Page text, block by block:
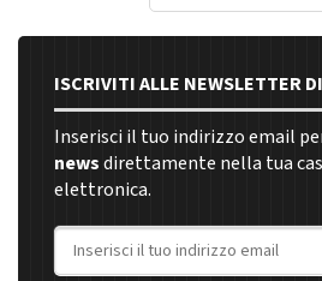
ISCRIVITI ALLE NEWSLETTER
Inserisci il tuo indirizzo email
newsdirettamente nella tua
elettronica.
Indirizzo email